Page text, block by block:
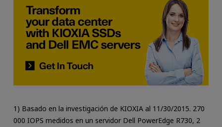
1) Basado en la investigación de KIOXIA al 11/30/2015. 270
000 IOPS medidos en un servidor Dell PowerEdge R730, 2